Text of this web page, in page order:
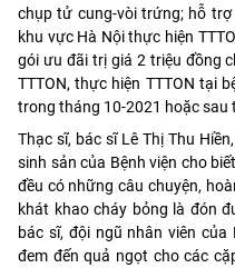
chụp tử cung-vòi trứng; hỗ
khu vực Hà Nội thực hiện
gói ưu đãi trị giá 2 triệu đồng
TTTON, thực hiện TTTON tại
trong tháng 10-2021 hoặc sau
Thạc sĩ, bác sĩ Lê Thị Thu
sinh sản của Bệnh viện cho
đều có những câu chuyện,
khát khao cháy bỏng là đón
bác sĩ, đội ngũ nhân viên
đem đến quả ngọt cho các